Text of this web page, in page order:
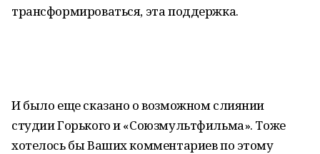
трансформироваться, эта поддержка.
И было еще сказано о возможном слиянии
студии Горького и «Союзмультфильма». Тоже
хотелось бы Ваших комментариев по этому